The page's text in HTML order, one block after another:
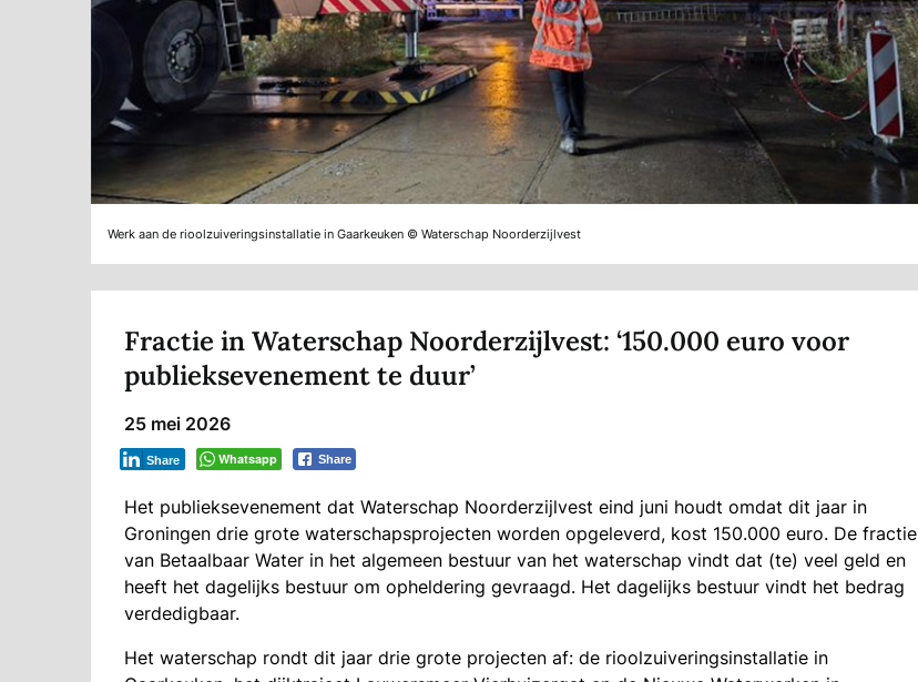
Werk aan de rioolzuiveringsinstallatie in Gaarkeuken © Waterschap Noorderzijlvest
Fractie in Waterschap Noorderzijlvest: ‘150.000 euro voor
publieksevenement te duur’
25 mei 2026
Whatsapp Share
Share
Het publieksevenement dat Waterschap Noorderzijlvest eind juni houdt omdat dit jaar in
Groningen drie grote waterschapsprojecten worden opgeleverd, kost 150.000 euro. De fractie
van Betaalbaar Water in het algemeen bestuur van het waterschap vindt dat (te) veel geld en
heeft het dagelijks bestuur om opheldering gevraagd. Het dagelijks bestuur vindt het bedrag
verdedigbaar.
Het waterschap rondt dit jaar drie grote projecten af: de rioolzuiveringsinstallatie in